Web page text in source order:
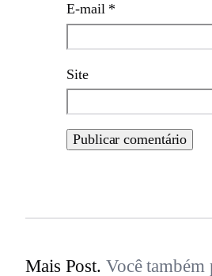
E-mail *
Site
Mais Post. Você também